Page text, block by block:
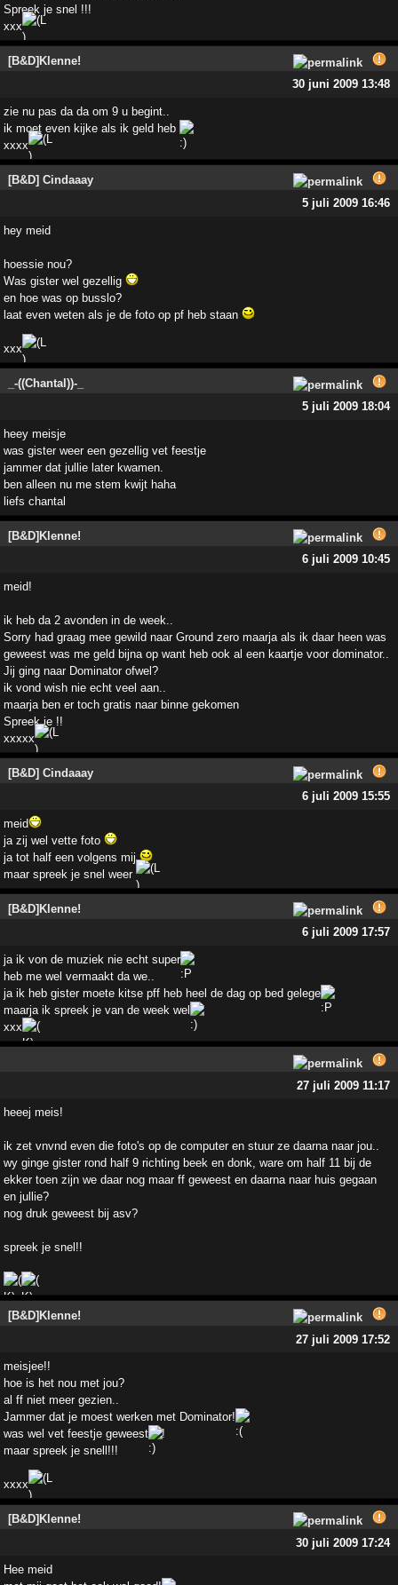
Spreek je snel !!!
xxx
[B&D]Klenne!
30 juni 2009 13:48
zie nu pas da da om 9 u begint..
ik moet even kijke als ik geld heb
xxxx
[B&D] Cindaaay
5 juli 2009 16:46
hey meid
hoessie nou?
Was gister wel gezellig
en hoe was op busslo?
laat even weten als je de foto op pf heb staan
xxx
_-((Chantal))-_
5 juli 2009 18:04
heey meisje
was gister weer een gezellig vet feestje
jammer dat jullie later kwamen.
ben alleen nu me stem kwijt haha
liefs chantal
[B&D]Klenne!
6 juli 2009 10:45
meid!
ik heb da 2 avonden in de week..
Sorry had graag mee gewild naar Ground zero maarja als ik daar heen was
geweest was me geld bijna op want heb ook al een kaartje voor dominator..
Jij ging naar Dominator ofwel?
ik vond wish nie echt veel aan..
maarja ben er toch gratis naar binne gekomen
Spreek je !!
xxxxx
[B&D] Cindaaay
6 juli 2009 15:55
meid
ja zij wel vette foto
ja tot half een volgens mij
maar spreek je snel weer
[B&D]Klenne!
6 juli 2009 17:57
ja ik von de muziek nie echt super
heb me wel vermaakt da we..
ja ik heb gister moete kitse pff heb heel de dag op bed gelege
maarja ik spreek je van de week wel
xxx
27 juli 2009 11:17
heeej meis!
ik zet vnvnd even die foto's op de computer en stuur ze daarna naar jou..
wy ginge gister rond half 9 richting beek en donk, ware om half 11 bij de
ekker toen zijn we daar nog maar ff geweest en daarna naar huis gegaan
en jullie?
nog druk geweest bij asv?
spreek je snel!!
[B&D]Klenne!
27 juli 2009 17:52
meisjee!!
hoe is het nou met jou?
al ff niet meer gezien..
Jammer dat je moest werken met Dominator!
was wel vet feestje geweest
!
maar spreek je snell!!!
xxxx
[B&D]Klenne!
30 juli 2009 17:24
Hee meid